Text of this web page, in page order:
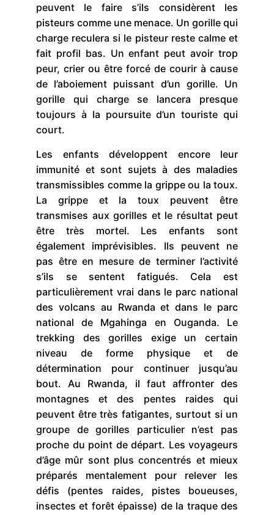
peuvent le faire s’ils considèrent les
pisteurs comme une menace. Un gorille qui
charge reculera si le pisteur reste calme et
fait profil bas. Un enfant peut avoir trop
peur, crier ou être forcé de courir à cause
de l’aboiement puissant d’un gorille. Un
gorille qui charge se lancera presque
toujours à la poursuite d’un touriste qui
court.
Les enfants développent encore leur
immunité et sont sujets à des maladies
transmissibles comme la grippe ou la toux.
La grippe et la toux peuvent être
transmises aux gorilles et le résultat peut
être très mortel. Les enfants sont
également imprévisibles. Ils peuvent ne
pas être en mesure de terminer l’activité
s’ils se sentent fatigués. Cela est
particulièrement vrai dans le parc national
des volcans au Rwanda et dans le parc
national de Mgahinga en Ouganda. Le
trekking des gorilles exige un certain
niveau de forme physique et de
détermination pour continuer jusqu’au
bout. Au Rwanda, il faut affronter des
montagnes et des pentes raides qui
peuvent être très fatigantes, surtout si un
groupe de gorilles particulier n’est pas
proche du point de départ. Les voyageurs
d’âge mûr sont plus concentrés et mieux
préparés mentalement pour relever les
défis (pentes raides, pistes boueuses,
insectes et forêt épaisse) de la traque des